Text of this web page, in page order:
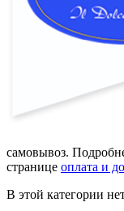
самовывоз.
странице оплата и
В этой категории